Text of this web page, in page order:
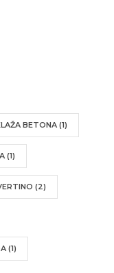
BETONA (1)
(1)
(2)
(1)